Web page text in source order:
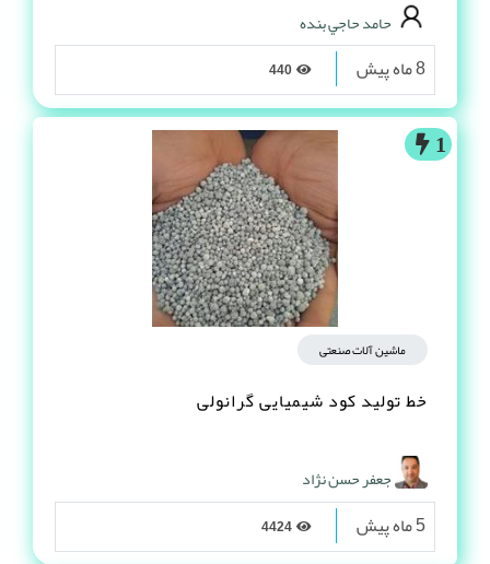
حامد حاجي بنده
8 ماه پیش
1
ماشین آلات صنعتی
خط تولید کود شیمیایی گرانولی
جعفر حسن نژاد
5 ماه پیش